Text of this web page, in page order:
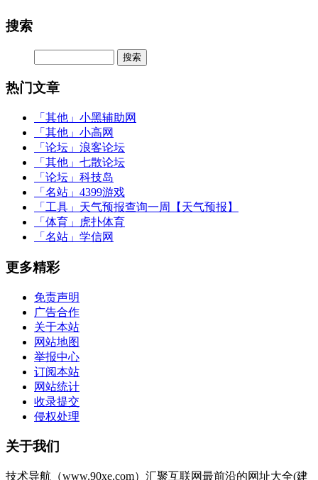
搜索
热门文章
「其他」 小黑辅助网
「其他」 小高网
「论坛」 浪客论坛
「其他」 七散论坛
「论坛」 科技岛
「名站」 4399游戏
「工具」 天气预报查询一周【天气预报】
「体育」
虎扑体育
「名站」 学信网
更多精彩
免责声明
广告合作
关于本站
网站地图
举报中心
订阅本站
网站统计
收录提交
侵权处理
关于我们
技术导航（www.90xe.com）汇聚互联网最前沿的网址大全(建